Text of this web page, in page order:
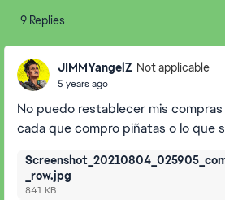
9 Replies
JIMMYangelZ Not applicable
5 years ago
No puedo restablecer mis
cada que compro piñatas o lo que
_row.jpg
841 KB